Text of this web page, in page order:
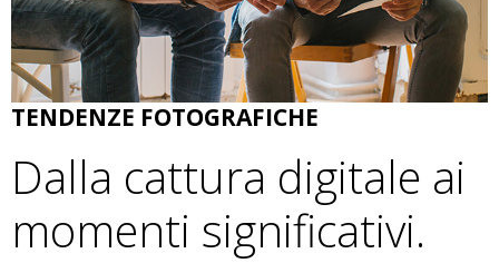
TENDENZE FOTOGRAFICHE
Dalla cattura digitale ai
momenti significativi.